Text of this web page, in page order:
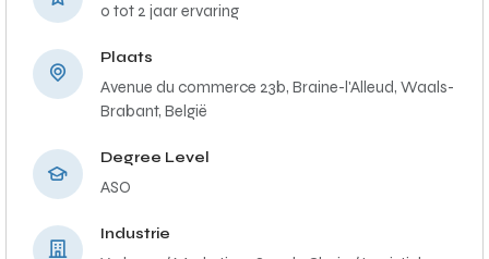
0 tot 2 jaar ervaring
Plaats
Avenue du commerce 23b, Braine-l'Alleud, Waals-
Brabant, België
Degree Level
ASO
Industrie